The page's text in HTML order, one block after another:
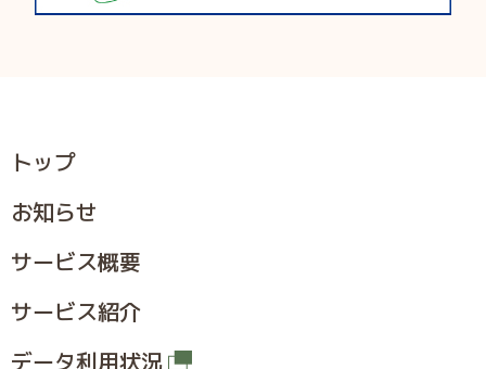
トップ
お知らせ
サービス概要
サービス紹介
データ利用状況